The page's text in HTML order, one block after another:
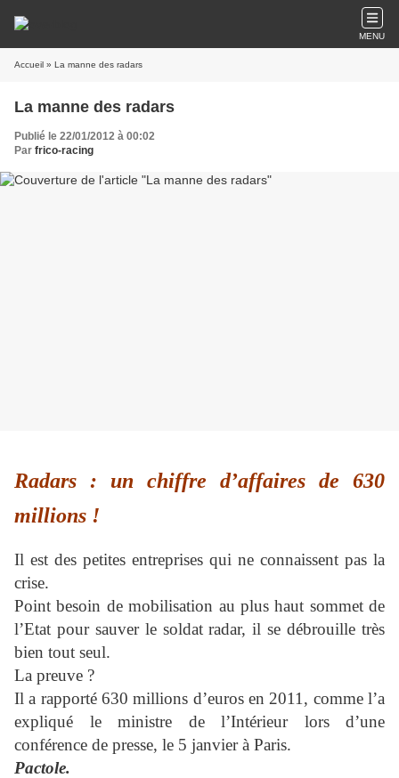
MENU
Accueil » La manne des radars
La manne des radars
Publié le 22/01/2012 à 00:02
Par frico-racing
Radars : un chiffre d’affaires de 630
millions !
Il est des petites entreprises qui ne connaissent pas la
crise.
Point besoin de mobilisation au plus haut sommet de
l’Etat pour sauver le soldat radar, il se débrouille très
bien tout seul.
La preuve ?
Il a rapporté 630 millions d’euros en 2011, comme l’a
expliqué le ministre de l’Intérieur lors d’une
conférence de presse, le 5 janvier à Paris.
Pactole.